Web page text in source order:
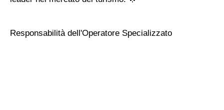
Responsabilità dell'Operatore Specializzato